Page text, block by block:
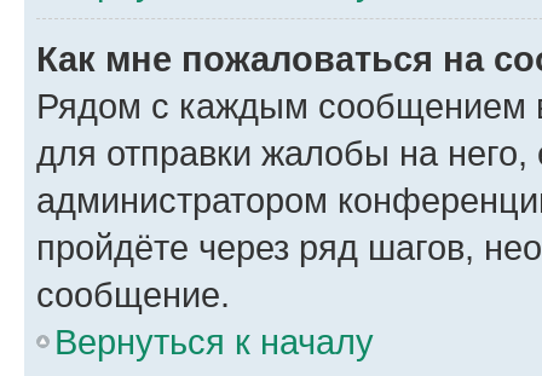
Как мне пожаловаться на
Рядом с каждым сообщением
для отправки жалобы на
администратором
пройдёте через ряд шагов,
сообщение.
Вернуться к началу